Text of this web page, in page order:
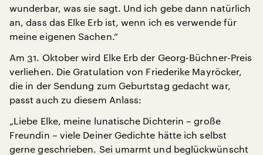
wunderbar, was sie sagt. Und ich gebe dann natürlich
an, dass das Elke Erb ist, wenn ich es verwende für
meine eigenen Sachen.“
Am 31. Oktober wird Elke Erb der Georg-Büchner-Preis
verliehen. Die Gratulation von Friederike Mayröcker,
die in der Sendung zum Geburtstag gedacht war,
passt auch zu diesem Anlass:
„Liebe Elke, meine lunatische Dichterin – große
Freundin – viele Deiner Gedichte hätte ich selbst
gerne geschrieben. Sei umarmt und beglückwünscht